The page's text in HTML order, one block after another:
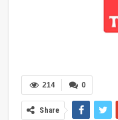
0
214
Share